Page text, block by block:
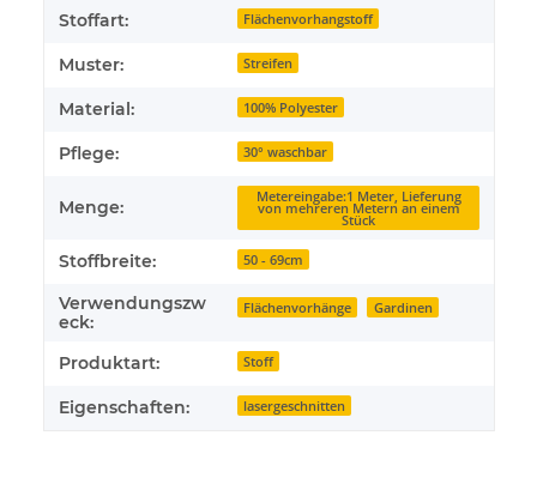
Stoffart: Flächenvorhangstoff
Muster: Streifen
Material: 100% Polyester
Pflege: 30° waschbar
Menge:
Metereingabe:1 Meter, Lieferung
von mehreren Metern an einem
Stück
Stoffbreite: 50 - 69cm
Verwendungszw
eck:
Flächenvorhänge Gardinen
Produktart: Stoff
Eigenschaften: lasergeschnitten